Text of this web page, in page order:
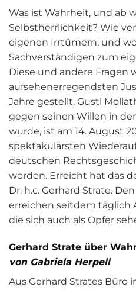
Was ist Wahrheit, und ab
Selbstherrlichkeit? Wie
eigenen Irrtümern, und
Sachverständigen zum
Diese und andere Fragen
aufsehenerregendsten
Jahre gestellt. Gustl
gegen seinen Willen in
wurde, ist am 14. August
spektakulärsten
deutschen
worden. Erreicht hat das
Dr. h.c. Gerhard Strate.
erreichen seitdem täglich
die sich auch als Opfer
Gerhard Strate über
von Gabriela Herpell
Aus Gerhard Strates Büro